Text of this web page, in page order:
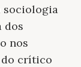
sociologia
dos
nos
do crítico